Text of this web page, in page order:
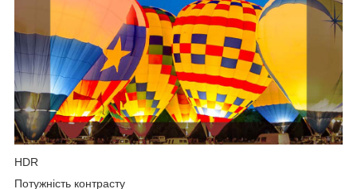
HDR
Потужність контрасту